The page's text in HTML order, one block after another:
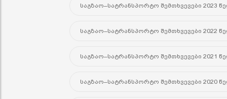
საგზაო–სატრანსპორტო შემთხვევები 2023
საგზაო–სატრანსპორტო შემთხვევები 2022
საგზაო–სატრანსპორტო შემთხვევები 2021
საგზაო–სატრანსპორტო შემთხვევები 2020